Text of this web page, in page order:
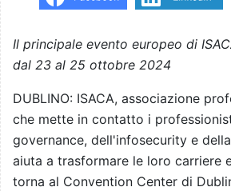
Il principale evento europeo di
dal 23 al 25 ottobre 2024
DUBLINO: ISACA, associazione
che mette in contatto i
governance, dell'infosecurity e
aiuta a trasformare le loro carriere
torna al Convention Center di